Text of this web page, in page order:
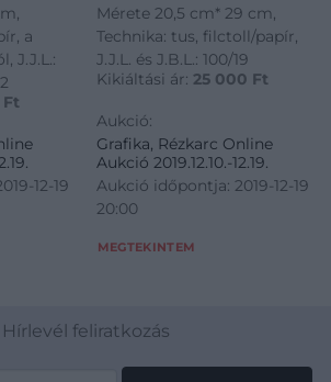
a
J.J.L.:
Ft
12-19
Mérete 20,5 cm* 29 cm,
Technika: tus, filctoll/papír,
J.J.L. és J.B.L.: 100/19
Kikiáltási ár: 25 000 Ft
Aukció:
Grafika, Rézkarc Online
Aukció 2019.12.10.-12.19.
Aukció időpontja: 2019-12-19
20:00
MEGTEKINTEM
Hírlevél feliratkozás